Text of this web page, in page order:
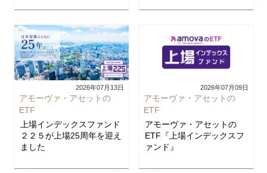
2026年07月13日
アモーヴァ・アセットの
ETF
上場インデックスファンド
２２５が上場25周年を迎え
ました
2026年07月09日
アモーヴァ・アセットの
ETF
アモーヴァ・アセットの
ETF『上場インデックスフ
ァンド』